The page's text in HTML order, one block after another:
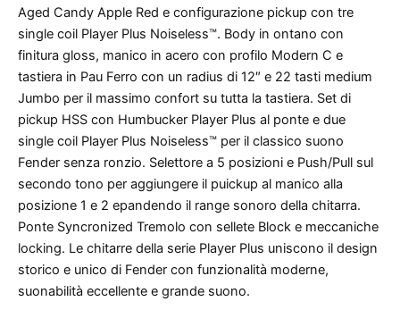
Aged Candy Apple Red e configurazione pickup con tre
single coil Player Plus Noiseless™. Body in ontano con
finitura gloss, manico in acero con profilo Modern C e
tastiera in Pau Ferro con un radius di 12″ e 22 tasti medium
Jumbo per il massimo confort su tutta la tastiera. Set di
pickup HSS con Humbucker Player Plus al ponte e due
single coil Player Plus Noiseless™ per il classico suono
Fender senza ronzio. Selettore a 5 posizioni e Push/Pull sul
secondo tono per aggiungere il puickup al manico alla
posizione 1 e 2 epandendo il range sonoro della chitarra.
Ponte Syncronized Tremolo con sellete Block e meccaniche
locking. Le chitarre della serie Player Plus uniscono il design
storico e unico di Fender con funzionalità moderne,
suonabilità eccellente e grande suono.